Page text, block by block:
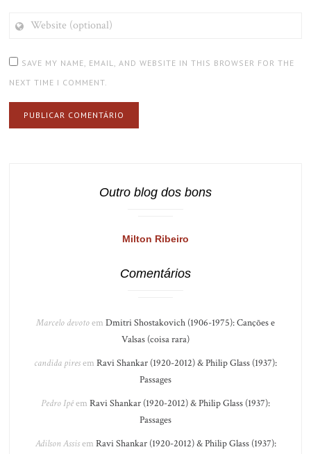
(OPTIONAL)
SAVE MY NAME, EMAIL, AND WEBSITE IN THIS BROWSER FOR THE
NEXT TIME I COMMENT.
Outro blog dos bons
Milton Ribeiro
Comentários
Marcelo devotoem Dmitri Shostakovich (1906-1975): Canções e
Valsas (coisa rara)
candida piresem Ravi Shankar (1920-2012) & Philip Glass (1937):
Passages
Pedro Ipêem Ravi Shankar (1920-2012) & Philip Glass (1937):
Passages
Adilson Assisem Ravi Shankar (1920-2012) & Philip Glass (1937):